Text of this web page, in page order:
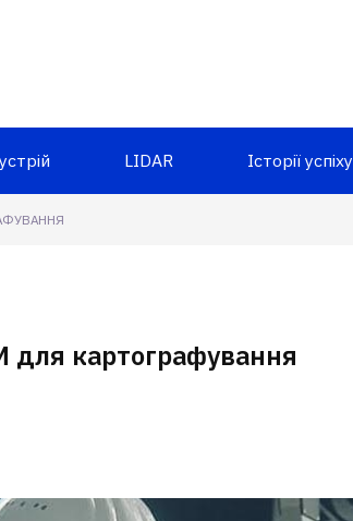
LIDAR Історії успіху
для картографування